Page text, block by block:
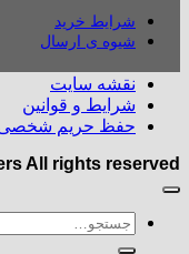
شرایط خرید
شیوه ی ارسال
نقشه سایت
شرایط و قوانین
حفظ حریم
All rights reserved
جستجو